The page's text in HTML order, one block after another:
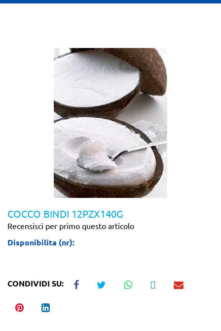
COCCO BINDI 12PZX140G
Recensisci per primo questo articolo
Disponibilita (nr):
CONDIVIDI SU: